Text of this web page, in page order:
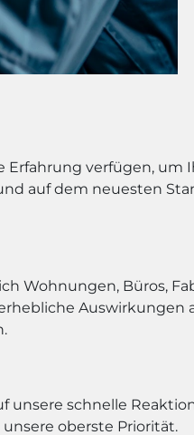
Erfahrung verfügen, um
auf dem neuesten
Wohnungen, Büros,
Auswirkungen
unsere schnelle
oberste Priorität.